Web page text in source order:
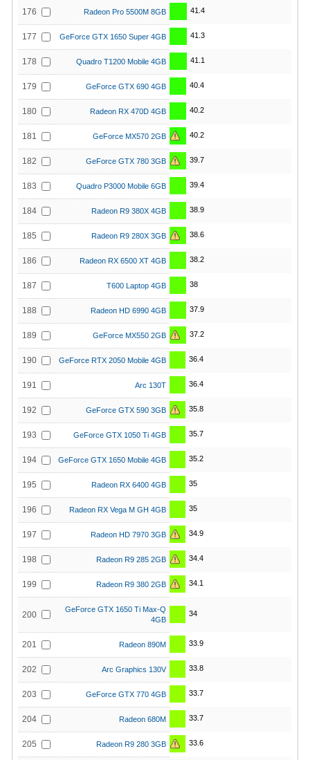
176 Radeon Pro 5500M 8GB 41.4
177 GeForce GTX 1650 Super 4GB 41.3
178 Quadro T1200 Mobile 4GB 41.1
179 GeForce GTX 690 4GB 40.4
180 Radeon RX 470D 4GB 40.2
181 GeForce MX570 2GB 40.2
182 GeForce GTX 780 3GB 39.7
183 Quadro P3000 Mobile 6GB 39.4
184 Radeon R9 380X 4GB 38.9
185 Radeon R9 280X 3GB 38.6
186 Radeon RX 6500 XT 4GB 38.2
187 T600 Laptop 4GB 38
188 Radeon HD 6990 4GB 37.9
189 GeForce MX550 2GB 37.2
190 GeForce RTX 2050 Mobile 4GB 36.4
191 Arc 130T 36.4
192 GeForce GTX 590 3GB 35.8
193 GeForce GTX 1050 Ti 4GB 35.7
194 GeForce GTX 1650 Mobile 4GB 35.2
195 Radeon RX 6400 4GB 35
196 Radeon RX Vega M GH 4GB 35
197 Radeon HD 7970 3GB 34.9
198 Radeon R9 285 2GB 34.4
199 Radeon R9 380 2GB 34.1
200
GeForce GTX 1650 Ti Max-Q
4GB
34
201 Radeon 890M 33.9
202 Arc Graphics 130V 33.8
203 GeForce GTX 770 4GB 33.7
204 Radeon 680M 33.7
205 Radeon R9 280 3GB 33.6